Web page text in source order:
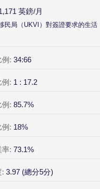
英鎊/月
民局（UKVI）對簽證要求的生活
例: 34:66
例: 1 : 17.2
例: 85.7%
例: 18%
率: 73.1%
: 3.97 (總分5分)